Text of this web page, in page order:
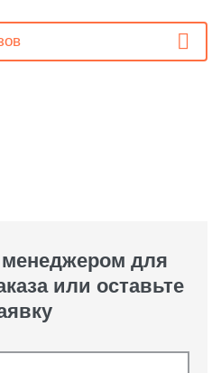
для
или оставьте